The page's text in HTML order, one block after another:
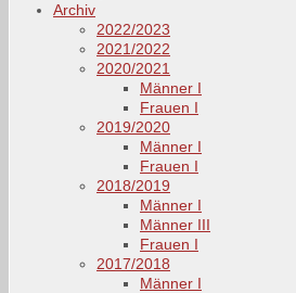
Archiv
2022/2023
2021/2022
2020/2021
Männer I
Frauen I
2019/2020
Männer I
Frauen I
2018/2019
Männer I
Männer III
Frauen I
2017/2018
Männer I